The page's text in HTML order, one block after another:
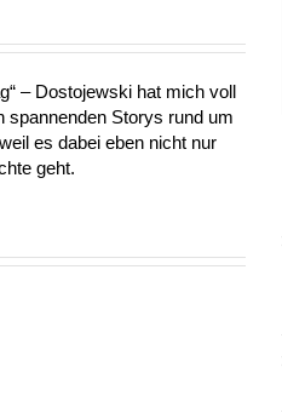
– Dostojewski hat mich voll
spannenden Storys rund um
es dabei eben nicht nur
geht.